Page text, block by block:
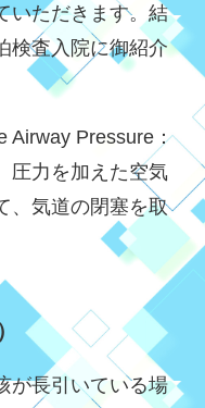
いただきます。結
検査入院に御紹介
Airway Pressure：
圧力を加えた空気
、気道の閉塞を取
が長引いている場